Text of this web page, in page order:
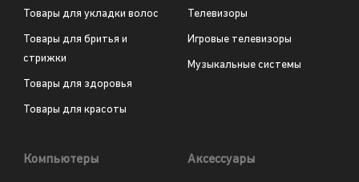
Товары для укладки волос
Товары для бритья и
стрижки
Товары для здоровья
Товары для красоты
Телевизоры
Игровые телевизоры
Музыкальные системы
Компьютеры Аксессуары